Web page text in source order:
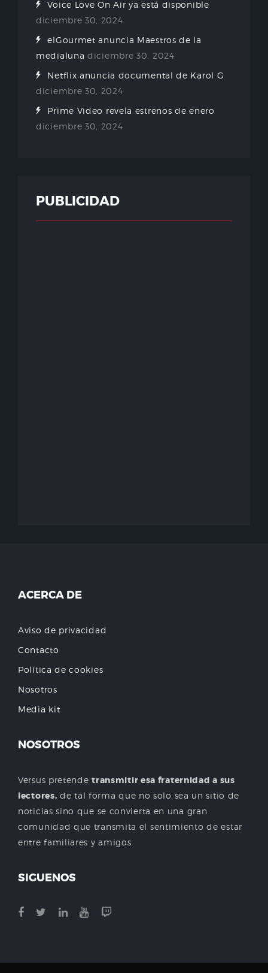
Voice Love On Air ya está disponible
diciembre 30, 2024
elGourmet anuncia Maestros de la
medialuna diciembre 30, 2024
Netflix anuncia documental de Karol G
diciembre 30, 2024
Prime Video revela estrenos de enero
diciembre 30, 2024
PUBLICIDAD
ACERCA DE
Aviso de privacidad
Contacto
Política de cookies
Nosotros
Media kit
NOSOTROS
Versus pretendetransmitir esa fraternidad a sus
lectores, de tal forma que no solo sea un sitio de
noticias sino que se convierta en una gran
comunidad que transmita el sentimiento de estar
entre familiares y amigos.
SIGUENOS